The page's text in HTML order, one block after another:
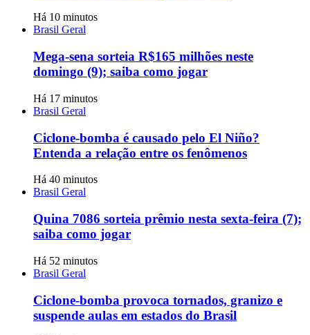
Há 10 minutos
Brasil Geral
Mega-sena sorteia R$165 milhões neste
domingo (9); saiba como jogar
Há 17 minutos
Brasil Geral
Ciclone-bomba é causado pelo El Niño?
Entenda a relação entre os fenômenos
Há 40 minutos
Brasil Geral
Quina 7086 sorteia prêmio nesta sexta-feira (7);
saiba como jogar
Há 52 minutos
Brasil Geral
Ciclone-bomba provoca tornados, granizo e
suspende aulas em estados do Brasil